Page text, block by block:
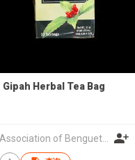
Gipah Herbal Tea Bag
Association of Benguet Pinoy Barangay Agri-Industrial Centers